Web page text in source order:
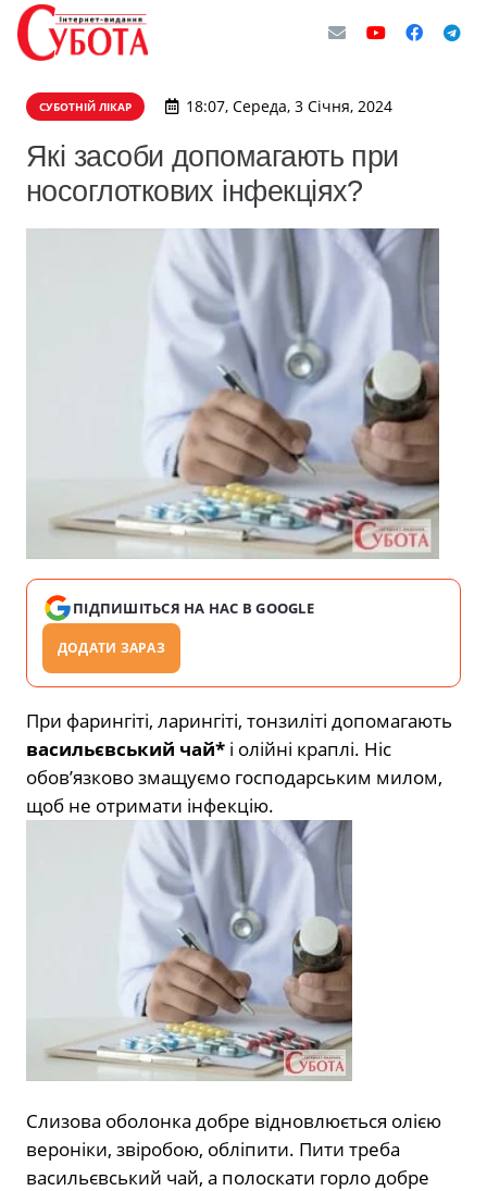
СУБОТНІЙ ЛІКАР 18:07, Середа, 3 Січня, 2024
Які засоби допомагають при
носоглоткових інфекціях?
ПІДПИШІТЬСЯ НА НАС В GOOGLE
ДОДАТИ ЗАРАЗ
При фарингіті, ларингіті, тонзиліті допомагають
васильєвський чай* і олійні краплі. Ніс
обов’язково змащуємо господарським милом,
щоб не отримати інфекцію.
Слизова оболонка добре відновлюється олією
вероніки, звіробою, обліпити. Пити треба
васильєвський чай, а полоскати горло добре